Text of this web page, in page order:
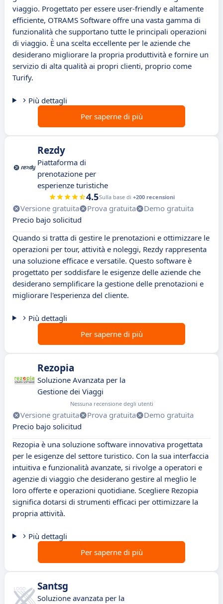
viaggio. Progettato per essere user-friendly e altamente
efficiente, OTRAMS Software offre una vasta gamma di
funzionalità che supportano tutte le principali operazioni
di viaggio. È una scelta eccellente per le aziende che
desiderano migliorare la propria produttività e fornire un
servizio di alta qualità ai propri clienti, proprio come
Turify.
Più dettagli
Per saperne di più
Rezdy
Piattaforma di
prenotazione per
esperienze turistiche
4.5Sulla base di +200 recensioni
Versione gratuita Prova gratuita
Demo gratuita
Precio bajo solicitud
Quando si tratta di gestire le prenotazioni e ottimizzare le
operazioni per tour, attività e noleggi, Rezdy rappresenta
una soluzione efficace e versatile. Questo software è
progettato per soddisfare le esigenze delle aziende che
desiderano semplificare la gestione delle prenotazioni e
migliorare l'esperienza del cliente.
Più dettagli
Per saperne di più
Rezopia
Soluzione Avanzata per la
Gestione dei Viaggi
Nessuna recensione degli utenti
Versione gratuita Prova gratuita
Demo gratuita
Precio bajo solicitud
Rezopia è una soluzione software innovativa progettata
per le esigenze del settore turistico. Con la sua interfaccia
intuitiva e funzionalità avanzate, si rivolge a operatori e
agenzie di viaggio che desiderano gestire al meglio le
loro offerte e operazioni quotidiane. Scegliere Rezopia
significa dotarsi di strumenti efficaci per ottimizzare la
propria attività.
Più dettagli
Per saperne di più
Santsg
Soluzione avanzata per la